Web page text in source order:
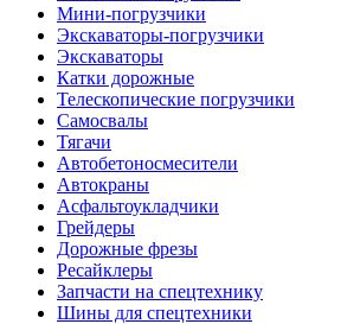
Мини-погрузчики
Экскаваторы-погрузчики
Экскаваторы
Катки дорожные
Телескопические погрузчики
Самосвалы
Тягачи
Автобетоносмесители
Автокраны
Асфальтоукладчики
Грейдеры
Дорожные фрезы
Ресайклеры
Запчасти на спецтехнику
Шины для спецтехники